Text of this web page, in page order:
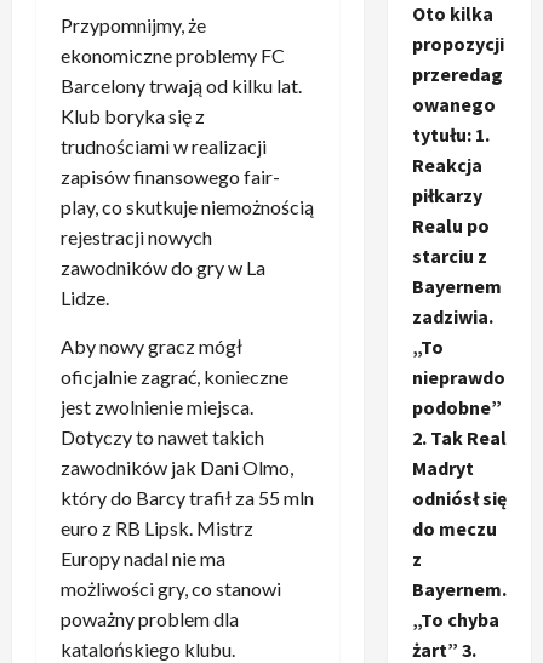
Przypomnijmy, że
ekonomiczne problemy FC
Barcelony trwają od kilku lat.
Klub boryka się z
trudnościami w realizacji
zapisów finansowego fair-
play, co skutkuje niemożnością
rejestracji nowych
zawodników do gry w La
Lidze.
Aby nowy gracz mógł
oficjalnie zagrać, konieczne
jest zwolnienie miejsca.
Dotyczy to nawet takich
zawodników jak Dani Olmo,
który do Barcy trafił za 55 mln
euro z RB Lipsk. Mistrz
Europy nadal nie ma
możliwości gry, co stanowi
poważny problem dla
katalońskiego klubu.
Oto kilka
propozycji
przeredag
owanego
tytułu: 1.
Reakcja
piłkarzy
Realu po
starciu z
Bayernem
zadziwia.
„To
nieprawdo
podobne”
2. Tak Real
Madryt
odniósł się
do meczu
z
Bayernem.
„To chyba
żart” 3.